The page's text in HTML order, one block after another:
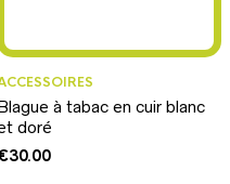
à tabac en cuir blanc
doré
30.00